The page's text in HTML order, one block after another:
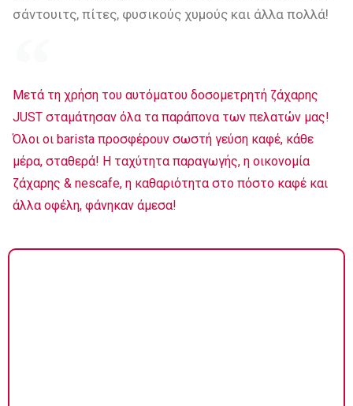
σάντουιτς, πίτες, φυσικούς χυμούς και άλλα πολλά!
Μετά τη χρήση του αυτόματου δοσομετρητή ζάχαρης
JUST σταμάτησαν όλα τα παράπονα των πελατών μας!
Όλοι οι barista προσφέρουν σωστή γεύση καφέ, κάθε
μέρα, σταθερά! Η ταχύτητα παραγωγής, η οικονομία
ζάχαρης & nescafe, η καθαριότητα στο πόστο καφέ και
άλλα οφέλη, φάνηκαν άμεσα!